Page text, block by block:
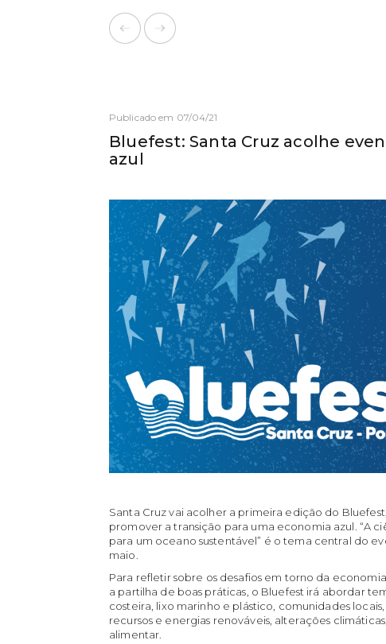
Publicado em 07/04/21
Bluefest: Santa Cruz acolhe
azul
Santa Cruz vai acolher a primeira edição do
promover a transição para uma economia azul. “A
para um oceano sustentável” é o tema central do
maio.
Para refletir sobre os desafios em torno da
a partilha de boas práticas, o Bluefest irá abordar
costeira, lixo marinho e plástico, comunidades
recursos e energias renováveis, alterações
alimentar.